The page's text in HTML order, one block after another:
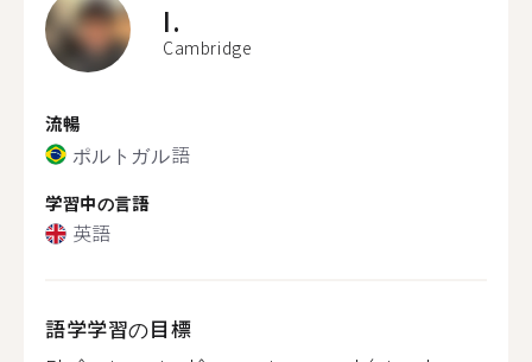
I.
Cambridge
流暢
ポルトガル語
学習中の言語
英語
語学学習の目標